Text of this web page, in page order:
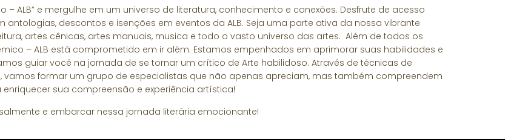
ALB” e mergulhe em um universo de literatura, conhecimento e conexões. Desfrute de acesso
descontos e isenções em eventos da ALB. Seja uma parte ativa da nossa vibrante
artes cênicas, artes manuais, musica e todo o vasto universo das artes. Além de todos os
– ALB está comprometido em ir além. Estamos empenhados em aprimorar suas habilidades e
guiar você na jornada de se tornar um crítico de Arte habilidoso. Através de técnicas de
formar um grupo de especialistas que não apenas apreciam, mas também compreendem
sua compreensão e experiência artística!
e embarcar nessa jornada literária emocionante!